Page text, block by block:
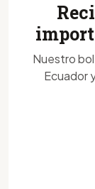
Nuestro
Ecuador